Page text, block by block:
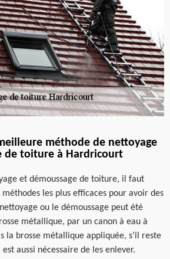
méthode de nettoyage
de toiture à Hardricourt
et démoussage de toiture, il faut
les plus efficaces pour avoir des
ou le démoussage peut été
métallique, par un canon à eau à
la brosse métallique appliquée, s’il reste
aussi nécessaire de les enlever.